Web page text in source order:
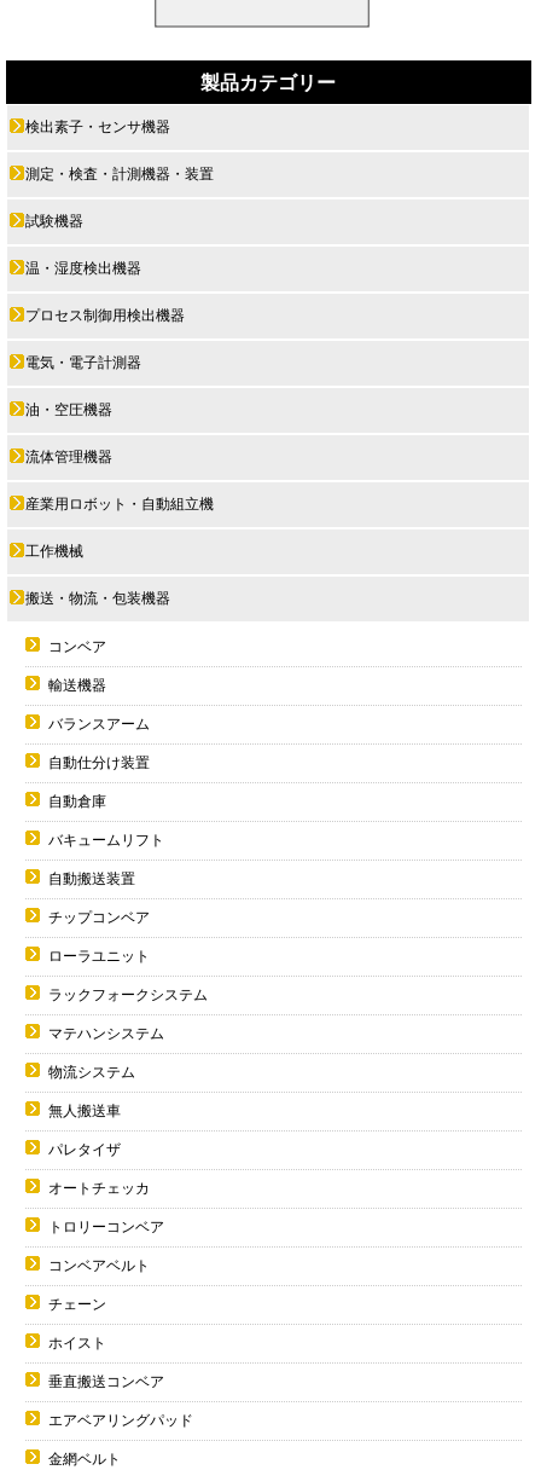
製品カテゴリー
検出素子・センサ機器
測定・検査・計測機器・装置
試験機器
温・湿度検出機器
プロセス制御用検出機器
電気・電子計測器
油・空圧機器
流体管理機器
産業用ロボット・自動組立機
工作機械
搬送・物流・包装機器
コンベア
輸送機器
バランスアーム
自動仕分け装置
自動倉庫
バキュームリフト
自動搬送装置
チップコンベア
ローラユニット
ラックフォークシステム
マテハンシステム
物流システム
無人搬送車
パレタイザ
オートチェッカ
トロリーコンベア
コンベアベルト
チェーン
ホイスト
垂直搬送コンベア
エアベアリングパッド
金網ベルト